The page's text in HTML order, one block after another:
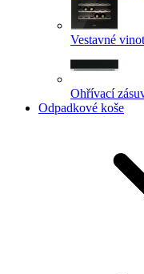
Vestavné
Ohřívací
Odpadkové koše